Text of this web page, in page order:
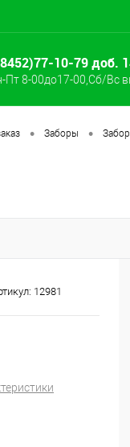
10-79 доб.
Пт 8-00до17-00,Сб/Вс
• Заборы • Забор
12981